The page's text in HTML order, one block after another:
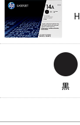
黒